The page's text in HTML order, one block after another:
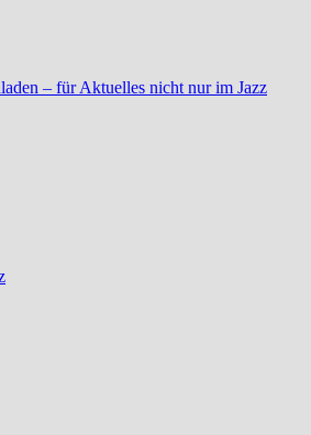
– für Aktuelles nicht nur im Jazz